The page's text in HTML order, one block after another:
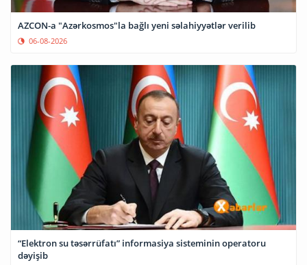
AZCON-a "Azərkosmos"la bağlı yeni səlahiyyətlər verilib
06-08-2026
“Elektron su təsərrüfatı” informasiya sisteminin operatoru
dəyişib